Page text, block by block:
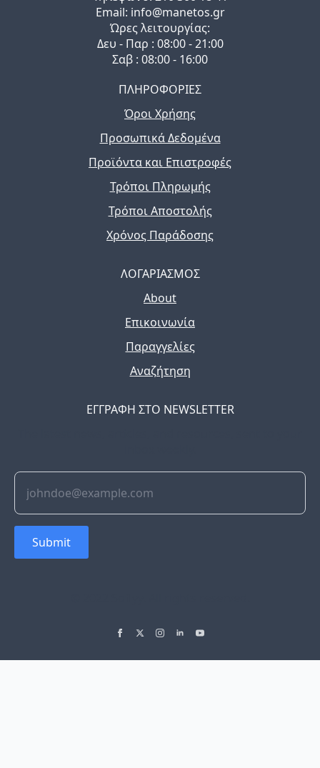
Email: info@manetos.gr
Ώρες λειτουργίας:
Δευ - Παρ : 08:00 - 21:00
Σαβ : 08:00 - 16:00
ΠΛΗΡΟΦΟΡΙΕΣ
Όροι Χρήσης
Προσωπικά Δεδομένα
Προϊόντα και Επιστροφές
Τρόποι Πληρωμής
Τρόποι Αποστολής
Χρόνος Παράδοσης
ΛΟΓΑΡΙΑΣΜΟΣ
About
Επικοινωνία
Παραγγελίες
Αναζήτηση
ΕΓΓΡΑΦΗ ΣΤΟ NEWSLETTER
Submit